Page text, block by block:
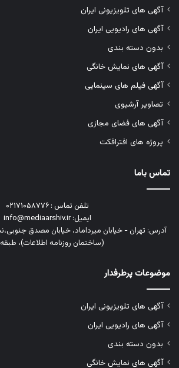
آگهی های تلویزیونی ایران
آگهی های رادیویی ایران
بدون دسته بندی
آگهی های نمایش خانگی
آگهی فیلم های سینمایی
تصاویر آرشیوی
آگهی های فضای مجازی
پروژه های افترافکت
تماس باما
تلفن تماس : ۰۲۱۷۱۰۵۸۷۷۶
ایمیل: info@mediaarshiv.ir
(ساختمان روزنامه اطلاعات)، طبقه ۱۳
موضوعات پرطرفدار
آگهی های تلویزیونی ایران
آگهی های رادیویی ایران
بدون دسته بندی
آگهی های نمایش خانگی